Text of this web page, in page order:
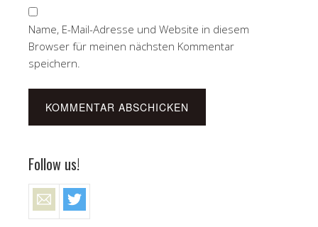
Name, E-Mail-Adresse und Website in diesem
Browser für meinen nächsten Kommentar
speichern.
Follow us!